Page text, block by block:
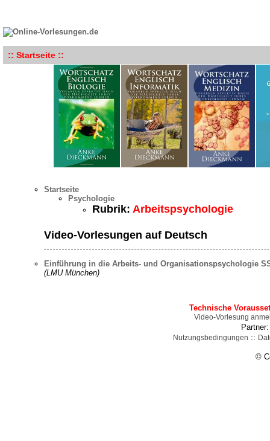
:: Startseite ::
Startseite
Psychologie
Rubrik: Arbeitspsychologie
Video-Vorlesungen auf Deutsch
Einführung in die Arbeits- und Organisationspsychologie
(LMU München)
Technische
Video-Vorlesung
Nutzungsbedingungen ::
©